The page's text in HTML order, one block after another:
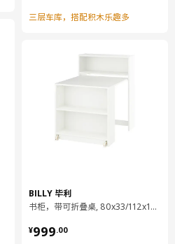
METOD 米多 落地柜 可嵌入设备/水
三层车库，搭配积木乐趣多
BILLY 毕利
书柜，带可折叠桌, 80x33/112x106 厘米
¥999.00
¥ 999.00